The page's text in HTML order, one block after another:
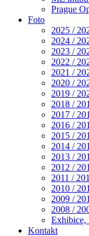
Prague
Foto
2025 /
2024 /
2023 /
2022 /
2021 /
2020 /
2019 /
2018 /
2017 /
2016 /
2015 /
2014 /
2013 /
2012 /
2011 /
2010 /
2009 /
2008 /
Exhibice,
Kontakt